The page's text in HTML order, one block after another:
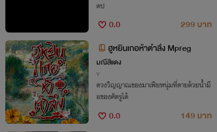
ดป
0.0
299 บาท
ฮูหยินเกอห้าตำลึง Mpreg
มณีสีแดง
Y
ดวงวิญญาณของมาเฟียหนุ่มที่ตายด้วยน้ำมื
อของศัตรูได้
0.0
149 บาท